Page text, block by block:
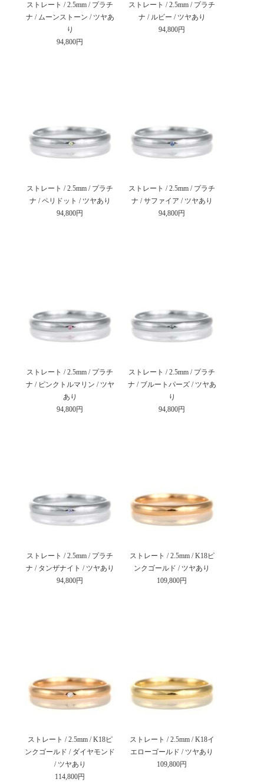
ストレート / 2.5mm / プラチ
ナ / ムーンストーン / ツヤあ
り
94,800円
ストレート / 2.5mm / プラチ
ナ / ルビー / ツヤあり
94,800円
ストレート / 2.5mm / プラチ
ナ / ペリドット / ツヤあり
94,800円
ストレート / 2.5mm / プラチ
ナ / サファイア / ツヤあり
94,800円
ストレート / 2.5mm / プラチ
ナ / ピンクトルマリン / ツヤ
あり
94,800円
ストレート / 2.5mm / プラチ
ナ / ブルートパーズ / ツヤあ
り
94,800円
ストレート / 2.5mm / プラチ
ナ / タンザナイト / ツヤあり
94,800円
ストレート / 2.5mm / K18ピ
ンクゴールド / ツヤあり
109,800円
ストレート / 2.5mm / K18ピ
ンクゴールド / ダイヤモンド
/ ツヤあり
114,800円
ストレート / 2.5mm / K18イ
エローゴールド / ツヤあり
109,800円